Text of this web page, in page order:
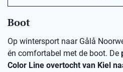
Boot
Op wintersport naar Gålå
én comfortabel met de boot. De
Color Line overtocht van Kiel